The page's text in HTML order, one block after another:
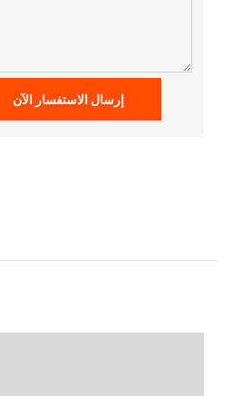
إرسال الاستفسار الآن